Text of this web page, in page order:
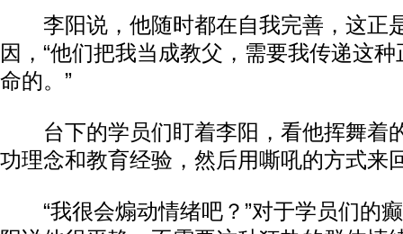
李阳说，他随时都在自我完善，这正
因，“他们把我当成教父，需要我传递这
命的。”
台下的学员们盯着李阳，看他挥舞着
功理念和教育经验，然后用嘶吼的方式来
“我很会煽动情绪吧？”对于学员们的